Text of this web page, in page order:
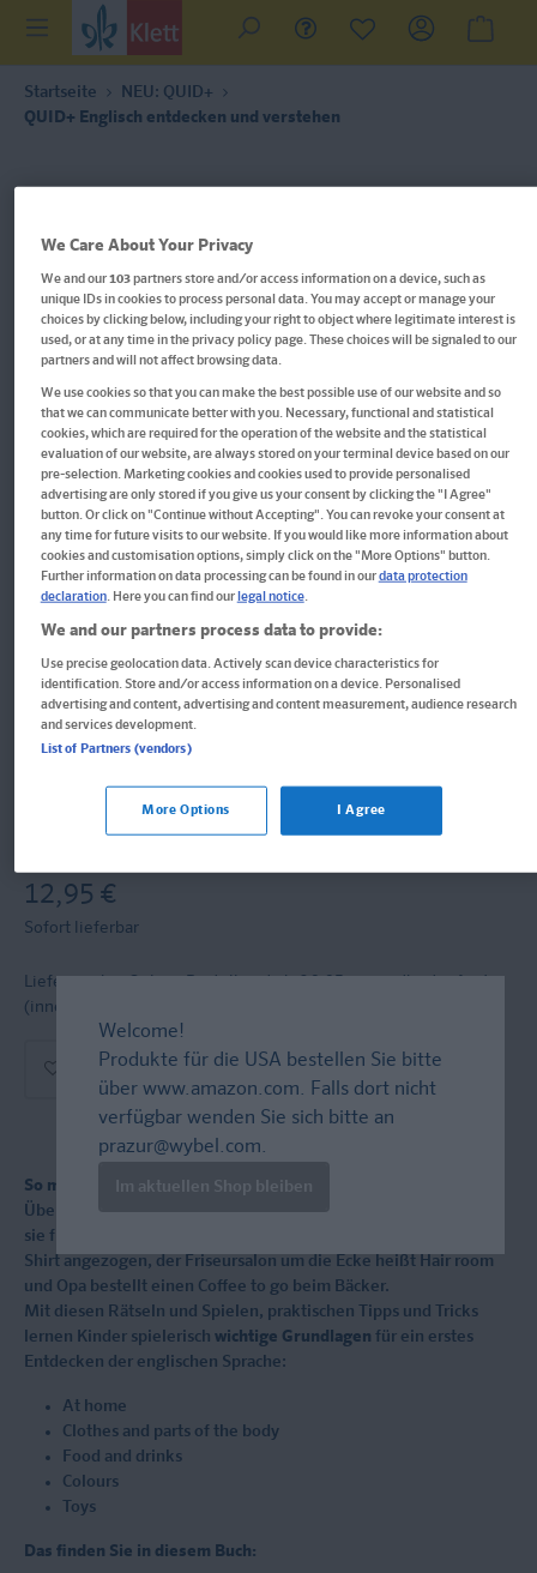
Startseite
NEU: QUID+
QUID+ Englisch entdecken und verstehen
Im Buch blättern
QUID+ Englisch entdecken und
verstehen
Rätseln, Malen, Sprechen. für Kinder von 3–6 Jahren mit Eltern-
Guide
Format: 24,2 x 29,0 cm, 128 Seiten
12,95 €
Sofort lieferbar
Lieferung bei Online-Bestellwert ab € 9,95
(innerh. Deutschlands)
In den Warenkorb
So macht Englisch von Anfang an Spaß:
Überall und jeden Tag begegnen Kindern englische Begriffe und
sie fragen neugierig nach deren Bedeutung. Morgens wird das
Shirt angezogen, der Friseursalon um die Ecke heißt Hair room
und Opa bestellt einen Coffee to go beim Bäcker.
Mit diesen Rätseln und Spielen, praktischen Tipps und Tricks
lernen Kinder spielerisch wichtige Grundlagen für ein erstes
Entdecken der englischen Sprache:
At home
Clothes and parts of the body
Food and drinks
Colours
Toys
Das finden Sie in diesem Buch:
Welcome!
Produkte für die USA bestellen Sie bitte
über www.amazon.com. Falls dort nicht
verfügbar wenden Sie sich bitte an
prazur@wybel.com.
Im aktuellen Shop bleiben
We Care About Your Privacy
We and our103partners store and/or access information on a device, such as
unique IDs in cookies to process personal data. You may accept or manage your
choices by clicking below, including your right to object where legitimate interest is
used, or at any time in the privacy policy page. These choices will be signaled to our
partners and will not affect browsing data.
We use cookies so that you can make the best possible use of our website and so
that we can communicate better with you. Necessary, functional and statistical
cookies, which are required for the operation of the website and the statistical
evaluation of our website, are always stored on your terminal device based on our
pre-selection. Marketing cookies and cookies used to provide personalised
advertising are only stored if you give us your consent by clicking the "I Agree"
button. Or click on "Continue without Accepting". You can revoke your consent at
any time for future visits to our website. If you would like more information about
cookies and customisation options, simply click on the "More Options" button.
Further information on data processing can be found in ourdata protection
declaration. Here you can find our legal notice.
We and our partners process data to provide:
Use precise geolocation data. Actively scan device characteristics for
identification. Store and/or access information on a device. Personalised
advertising and content, advertising and content measurement, audience research
and services development.
List of Partners (vendors)
I Agree
More Options